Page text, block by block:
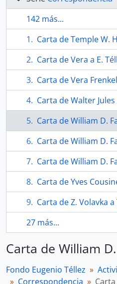
142 más...
Carta de Temple W.
Carta de Vera a E.
Carta de Vera
Carta de Walter Jules
Carta de William D.
Carta de William D.
Carta de William D.
Carta de Yves
Carta de Z. Volavka a
27 más...
Carta de William
Fondo Eugenio Téllez
Correspondencia